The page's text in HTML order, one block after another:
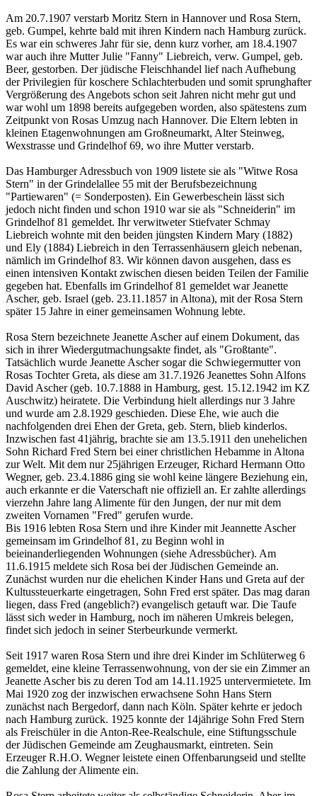
Am 20.7.1907 verstarb Moritz Stern in Hannover und Rosa Stern,
geb. Gumpel, kehrte bald mit ihren Kindern nach Hamburg zurück.
Es war ein schweres Jahr für sie, denn kurz vorher, am 18.4.1907
war auch ihre Mutter Julie "Fanny" Liebreich, verw. Gumpel, geb.
Beer, gestorben. Der jüdische Fleischhandel lief nach Aufhebung
der Privilegien für koschere Schlachterbuden und somit sprunghafter
Vergrößerung des Angebots schon seit Jahren nicht mehr gut und
war wohl um 1898 bereits aufgegeben worden, also spätestens zum
Zeitpunkt von Rosas Umzug nach Hannover. Die Eltern lebten in
kleinen Etagenwohnungen am Großneumarkt, Alter Steinweg,
Wexstrasse und Grindelhof 69, wo ihre Mutter verstarb.
Das Hamburger Adressbuch von 1909 listete sie als "Witwe Rosa
Stern" in der Grindelallee 55 mit der Berufsbezeichnung
"Partiewaren" (= Sonderposten). Ein Gewerbeschein lässt sich
jedoch nicht finden und schon 1910 war sie als "Schneiderin" im
Grindelhof 81 gemeldet. Ihr verwitweter Stiefvater Schmay
Liebreich wohnte mit den beiden jüngsten Kindern Mary (1882)
und Ely (1884) Liebreich in den Terrassenhäusern gleich nebenan,
nämlich im Grindelhof 83. Wir können davon ausgehen, dass es
einen intensiven Kontakt zwischen diesen beiden Teilen der Familie
gegeben hat. Ebenfalls im Grindelhof 81 gemeldet war Jeanette
Ascher, geb. Israel (geb. 23.11.1857 in Altona), mit der Rosa Stern
später 15 Jahre in einer gemeinsamen Wohnung lebte.
Rosa Stern bezeichnete Jeanette Ascher auf einem Dokument, das
sich in ihrer Wiedergutmachungsakte findet, als "Großtante".
Tatsächlich wurde Jeanette Ascher sogar die Schwiegermutter von
Rosas Tochter Greta, als diese am 31.7.1926 Jeanettes Sohn Alfons
David Ascher (geb. 10.7.1888 in Hamburg, gest. 15.12.1942 im KZ
Auschwitz) heiratete. Die Verbindung hielt allerdings nur 3 Jahre
und wurde am 2.8.1929 geschieden. Diese Ehe, wie auch die
nachfolgenden drei Ehen der Greta, geb. Stern, blieb kinderlos.
Inzwischen fast 41jährig, brachte sie am 13.5.1911 den unehelichen
Sohn Richard Fred Stern bei einer christlichen Hebamme in Altona
zur Welt. Mit dem nur 25jährigen Erzeuger, Richard Hermann Otto
Wegner, geb. 23.4.1886 ging sie wohl keine längere Beziehung ein,
auch erkannte er die Vaterschaft nie offiziell an. Er zahlte allerdings
vierzehn Jahre lang Alimente für den Jungen, der nur mit dem
zweiten Vornamen "Fred" gerufen wurde.
Bis 1916 lebten Rosa Stern und ihre Kinder mit Jeannette Ascher
gemeinsam im Grindelhof 81, zu Beginn wohl in
beieinanderliegenden Wohnungen (siehe Adressbücher). Am
11.6.1915 meldete sich Rosa bei der Jüdischen Gemeinde an.
Zunächst wurden nur die ehelichen Kinder Hans und Greta auf der
Kultussteuerkarte eingetragen, Sohn Fred erst später. Das mag daran
liegen, dass Fred (angeblich?) evangelisch getauft war. Die Taufe
lässt sich weder in Hamburg, noch im näheren Umkreis belegen,
findet sich jedoch in seiner Sterbeurkunde vermerkt.
Seit 1917 waren Rosa Stern und ihre drei Kinder im Schlüterweg 6
gemeldet, eine kleine Terrassenwohnung, von der sie ein Zimmer an
Jeanette Ascher bis zu deren Tod am 14.11.1925 untervermietete. Im
Mai 1920 zog der inzwischen erwachsene Sohn Hans Stern
zunächst nach Bergedorf, dann nach Köln. Später kehrte er jedoch
nach Hamburg zurück. 1925 konnte der 14jährige Sohn Fred Stern
als Freischüler in die Anton-Ree-Realschule, eine Stiftungsschule
der Jüdischen Gemeinde am Zeughausmarkt, eintreten. Sein
Erzeuger R.H.O. Wegner leistete einen Offenbarungseid und stellte
die Zahlung der Alimente ein.